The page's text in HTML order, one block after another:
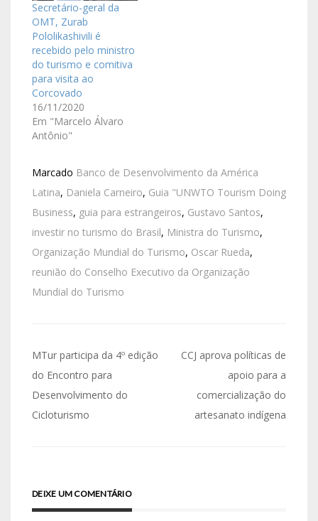
Secretário-geral da
OMT, Zurab
Pololikashivili é
recebido pelo ministro
do turismo e comitiva
para visita ao
Corcovado
16/11/2020
Em "Marcelo Álvaro
Antônio"
Marcado Banco de Desenvolvimento da América
Latina, Daniela Carneiro, Guia "UNWTO Tourism Doing
Business, guia para estrangeiros, Gustavo Santos,
investir no turismo do Brasil, Ministra do Turismo,
Organização Mundial do Turismo, Oscar Rueda,
reunião do Conselho Executivo da Organização
Mundial do Turismo
MTur participa da 4º edição
do Encontro para
Desenvolvimento do
Cicloturismo
CCJ aprova políticas de
apoio para a
comercialização do
artesanato indígena
DEIXE UM COMENTÁRIO